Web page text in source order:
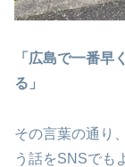
「広島で一番早
る」
その言葉の通り
う話をSNSでも